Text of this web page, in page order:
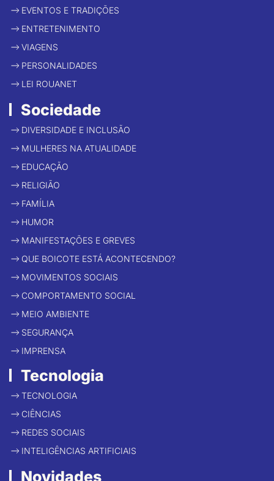
EVENTOS E TRADIÇÕES
ENTRETENIMENTO
VIAGENS
PERSONALIDADES
LEI ROUANET
Sociedade
DIVERSIDADE E INCLUSÃO
MULHERES NA ATUALIDADE
EDUCAÇÃO
RELIGIÃO
FAMÍLIA
HUMOR
MANIFESTAÇÕES E GREVES
QUE BOICOTE ESTÁ ACONTECENDO?
MOVIMENTOS SOCIAIS
COMPORTAMENTO SOCIAL
MEIO AMBIENTE
SEGURANÇA
IMPRENSA
Tecnologia
TECNOLOGIA
CIÊNCIAS
REDES SOCIAIS
INTELIGÊNCIAS ARTIFICIAIS
Novidades